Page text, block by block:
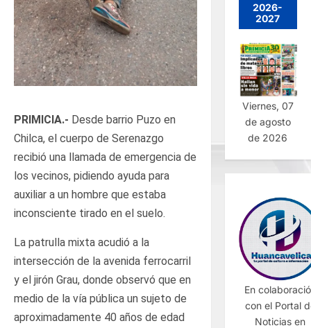
PRIMICIA.- Desde barrio Puzo en
Chilca, el cuerpo de Serenazgo
recibió una llamada de emergencia de
los vecinos, pidiendo ayuda para
auxiliar a un hombre que estaba
inconsciente tirado en el suelo.
La patrulla mixta acudió a la
intersección de la avenida ferrocarril
y el jirón Grau, donde observó que en
medio de la vía pública un sujeto de
aproximadamente 40 años de edad
2026-
2027
Viernes, 07
de agosto
de 2026
En
con el Portal
Noticias en